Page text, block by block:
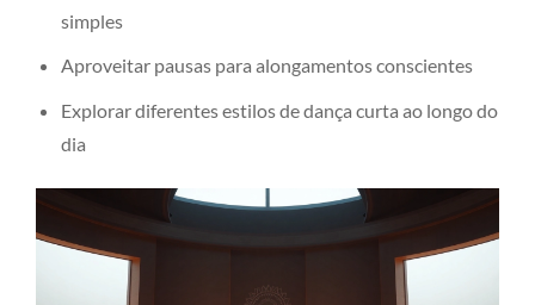
simples
Aproveitar pausas para alongamentos conscientes
Explorar diferentes estilos de dança curta ao longo do
dia